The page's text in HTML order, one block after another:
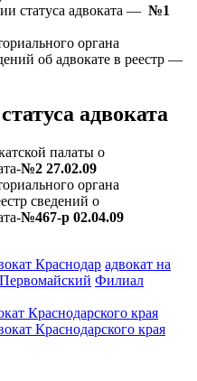
статуса адвоката — №1
органа
об адвокате в реестр —
адвоката
палаты о
№2 27.02.09
органа
сведений о
№467-р 02.04.09
Краснодар адвокат на
Филиал
Краснодарского края
Краснодарского края